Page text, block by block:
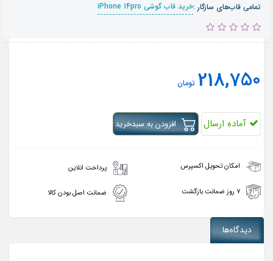
تمامی قاب‌های سازگار :خرید قاب گوشی iPhone 14pro
218,750 تومان
آماده ارسال افزودن به سبدخرید
امکان تحویل اکسپرس پرداخت انلاین
۷ روز ضمانت بازگشت ضمانت اصل بودن کالا
دیدگاه‌ها